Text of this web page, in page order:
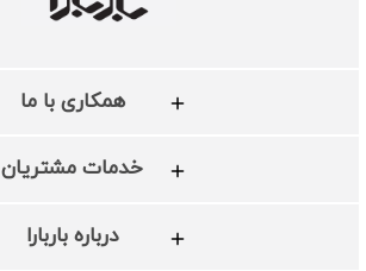
همکاری با ما
خدمات مشتریان
درباره باربارا